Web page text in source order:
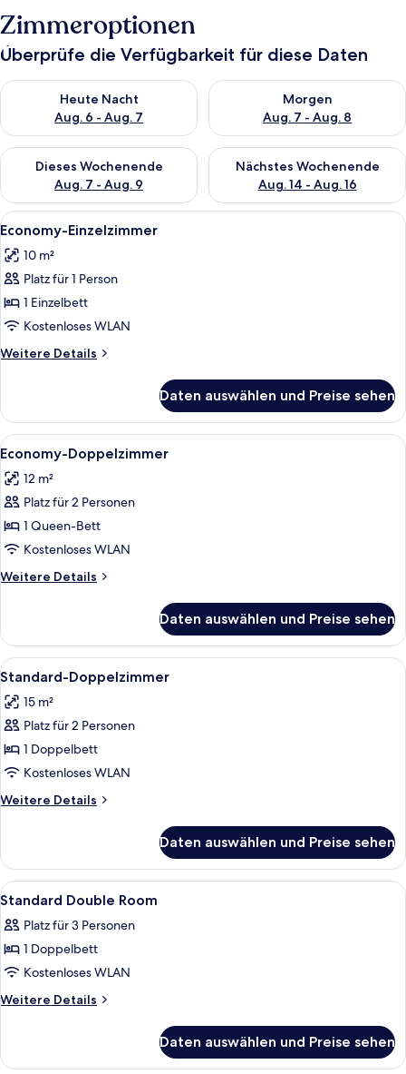
Zimmeroptionen
Überprüfe die Verfügbarkeit für diese Daten
Heute Nacht
Aug. 6 - Aug. 7
Überprüfe die Verfügbarkeit für heute Nacht, Aug. 6 - Aug. 7.
Morgen
Aug. 7 - Aug. 8
Überprüfe die Verfügbarkeit
Dieses Wochenende
Aug. 7 - Aug. 9
Überprüfe die Verfügbarkeit für dieses Wochenende, Aug. 7
Nächstes Wochenende
Aug. 14 - Aug. 16
Überprüfe die Verfügbarkeit
Alle
Fotos
für
Economy-
Einzelzimmer
anzeigen
Economy-Einzelzimmer |
5
Economy-Einzelzimmer
10 m²
Platz für 1 Person
1 Einzelbett
Kostenloses WLAN
Weitere Details
Weitere
Einzelzimmer
Daten auswählen und Preise sehen
Alle
Fotos
für
Economy-
Doppelzimmer
anzeigen
Ein Hotelzimmer mit Bett,
7
Economy-Doppelzimmer
12 m²
Platz für 2 Personen
1 Queen-Bett
Kostenloses WLAN
Weitere Details
Weitere
Doppelzimmer
Daten auswählen und Preise sehen
Alle
Fotos
für
Standard-
Doppelzimmer
anzeigen
Ein Hotelzimmer mit einem Bett,
10
Standard-Doppelzimmer
15 m²
Platz für 2 Personen
1 Doppelbett
Kostenloses WLAN
Weitere Details
Weitere
Doppelzimmer
Daten auswählen und Preise sehen
Alle
Fotos
für
Standard
Double
Room
Ein Hotelzimmer mit Bett,
10
Standard Double Room
Platz für 3 Personen
1 Doppelbett
Kostenloses WLAN
Weitere Details
Weitere
Double
Daten auswählen und Preise sehen